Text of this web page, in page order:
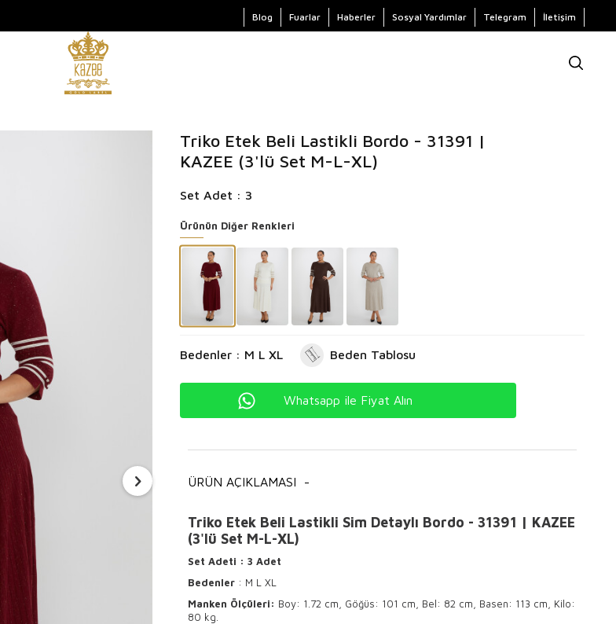
Blog Fuarlar Haberler Sosyal Yardımlar Telegram İletişim
Triko Etek Beli Lastikli Bordo - 31391 |
KAZEE (3'lü Set M-L-XL)
Set Adet : 3
Ürünün Diğer Renkleri
Bedenler : M L XL Beden Tablosu
Whatsapp ile Fiyat Alın
ÜRÜN AÇIKLAMASI -
Triko Etek Beli Lastikli Sim Detaylı Bordo - 31391 | KAZEE
(3'lü Set M-L-XL)
Set Adeti : 3 Adet
Bedenler : M L XL
Manken Ölçüleri: Boy: 1.72 cm, Göğüs: 101 cm, Bel: 82 cm, Basen: 113 cm, Kilo:
80 kg.